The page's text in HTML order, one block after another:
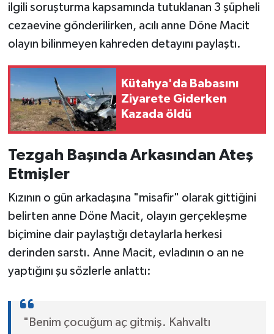
ilgili soruşturma kapsamında tutuklanan 3 şüpheli
cezaevine gönderilirken, acılı anne Döne Macit
olayın bilinmeyen kahreden detayını paylaştı.
Kütahya'da Babasını
Ziyarete Giderken
Kazada öldü
Tezgah Başında Arkasından Ateş
Etmişler
Kızının o gün arkadaşına "misafir" olarak gittiğini
belirten anne Döne Macit, olayın gerçekleşme
biçimine dair paylaştığı detaylarla herkesi
derinden sarstı. Anne Macit, evladının o an ne
yaptığını şu sözlerle anlattı:
"Benim çocuğum aç gitmiş. Kahvaltı